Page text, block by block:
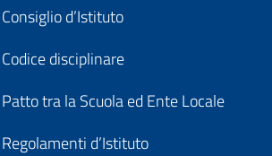
Consiglio d’Istituto
Codice disciplinare
Patto tra la Scuola ed Ente Locale
Regolamenti d’Istituto